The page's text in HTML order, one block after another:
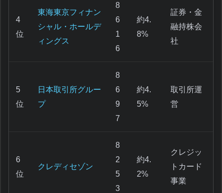
4
位
東海東京フィナン
シャル・ホールデ
ィングス
8
6
1
6
約4.
8%
証券・金
融持株会
社
5
位
日本取引所グルー
プ
8
6
9
7
約4.
5%
取引所運
営
6
位
クレディセゾン
8
2
5
3
約4.
2%
クレジッ
トカード
事業